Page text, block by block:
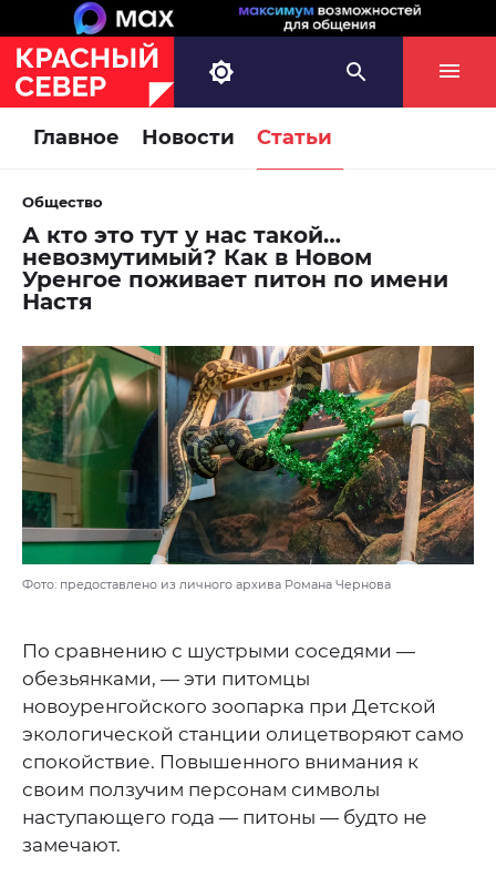
Главное Новости Статьи
Общество
А кто это тут у нас такой…
невозмутимый? Как в Новом
Уренгое поживает питон по имени
Настя
Фото: предоставлено из личного архива Романа Чернова
По сравнению с шустрыми соседями —
обезьянками, — эти питомцы
новоуренгойского зоопарка при Детской
экологической станции олицетворяют само
спокойствие. Повышенного внимания к
своим ползучим персонам символы
наступающего года — питоны — будто не
замечают.